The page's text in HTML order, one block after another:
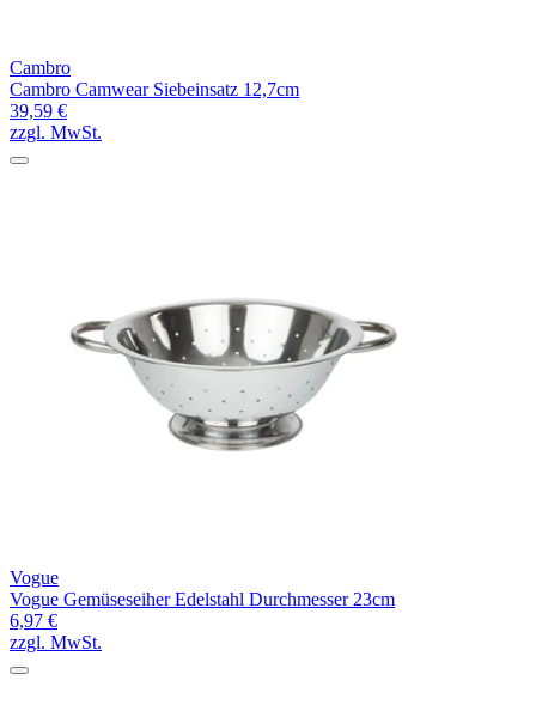
Cambro
Cambro Camwear Siebeinsatz 12,7cm
39,59 €
zzgl. MwSt.
Vogue
Vogue Gemüseseiher Edelstahl Durchmesser 23cm
6,97 €
zzgl. MwSt.